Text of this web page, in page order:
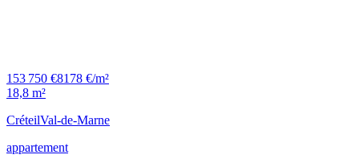
153 750 €8178 €/m²
18,8 m²
CréteilVal-de-Marne
appartement